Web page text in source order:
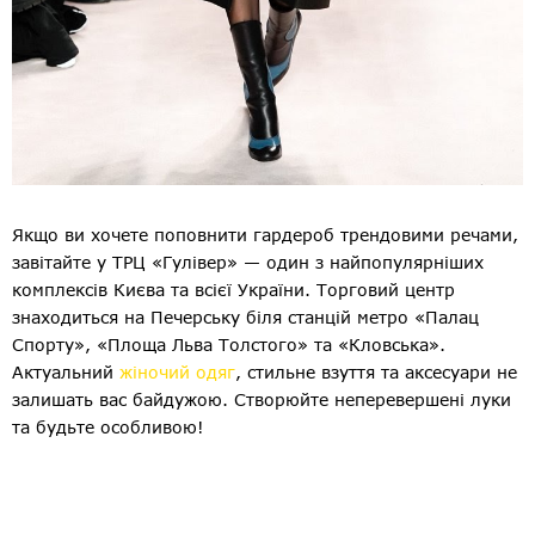
Якщо ви хочете поповнити гардероб трендовими речами,
завітайте у ТРЦ «Гулівер» — один з найпопулярніших
комплексів Києва та всієї України. Торговий центр
знаходиться на Печерську біля станцій метро «Палац
Спорту», «Площа Льва Толстого» та «Кловська».
Актуальний жіночий одяг, стильне взуття та аксесуари не
залишать вас байдужою. Створюйте неперевершені луки
та будьте особливою!